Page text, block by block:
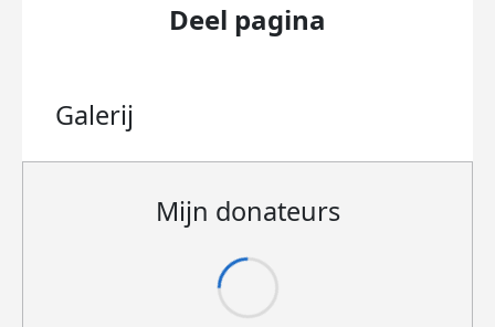
Deel pagina
Galerij
Mijn donateurs